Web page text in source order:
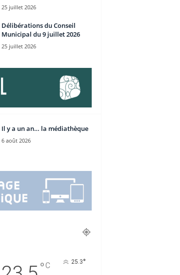
25 juillet 2026
Délibérations du Conseil
Municipal du 9 juillet 2026
25 juillet 2026
Il y a un an… la médiathèque
6 août 2026
°C 25.3°